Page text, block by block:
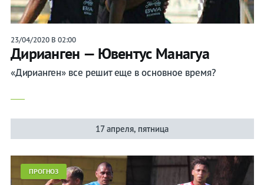
23/04/2020 В 02:00
Дирианген — Ювентус Манагуа
«Дирианген» все решит еще в основное время?
17 апреля, пятница
ПРОГНОЗ